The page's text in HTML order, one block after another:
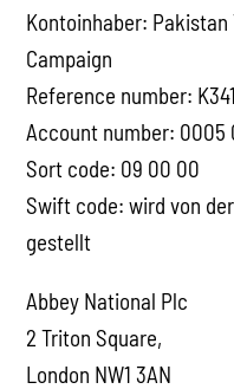
Kontoinhaber: Pakistan
Campaign
Reference number:
Account number: 0005
Sort code: 09 00 00
Swift code: wird von
gestellt
Abbey National Plc
2 Triton Square,
London NW1 3AN